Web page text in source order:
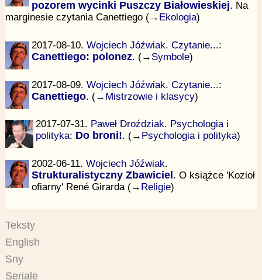
pozorem wycinki Puszczy Białowieskiej. Na
marginesie czytania Canettiego (→ Ekologia)
2017-08-10. Wojciech Jóźwiak. Czytanie...:
Canettiego: polonez. (→ Symbole)
2017-08-09. Wojciech Jóźwiak. Czytanie...:
Canettiego. (→ Mistrzowie i klasycy)
2017-07-31. Paweł Droździak. Psychologia i
polityka: Do broni!. (→ Psychologia i polityka)
2002-06-11. Wojciech Jóźwiak.
Strukturalistyczny Zbawiciel . O książce 'Kozioł
ofiarny' René Girarda (→ Religie)
Teksty
English
Sny
Seriale